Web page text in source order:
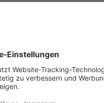
dieser qualitativ hochwertigen
Cordura®.
bei Regen. Für gute Sichtbarkeit